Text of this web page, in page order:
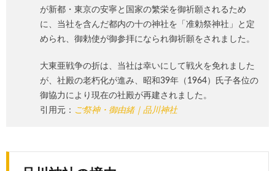
が新都・東京の安寧と国家の繁栄を御祈願されるため
に、当社を含んだ都内の十の神社を「准勅祭神社」と定
められ、御勅使が御参拝になられ御祈願をされました。
大東亜戦争の折は、当社は幸いにして戦火を免れました
が、社殿の老朽化が進み、昭和39年（1964）氏子各位の
御協力により現在の社殿が再建されました。
引用元： ご祭神・御由緒｜品川神社